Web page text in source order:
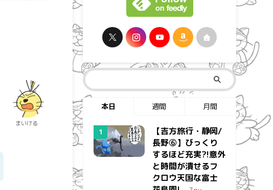
まいける
本日 週間 月間
【吉方旅行・静岡/
長野⑥】びっくり
するほど充実?!意外
と時間が潰せるフ
クロウ天国な富士